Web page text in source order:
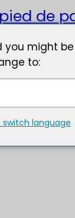
de
you might
to:
language